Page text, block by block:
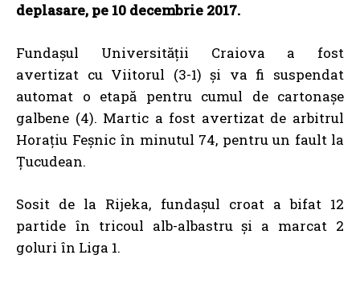
deplasare, pe 10 decembrie 2017.
Fundașul Universității Craiova a fost
avertizat cu Viitorul (3-1) și va fi suspendat
automat o etapă pentru cumul de cartonașe
galbene (4). Martic a fost avertizat de arbitrul
Horațiu Feșnic în minutul 74, pentru un fault la
Țucudean.
Sosit de la Rijeka, fundașul croat a bifat 12
partide în tricoul alb-albastru și a marcat 2
goluri în Liga 1.